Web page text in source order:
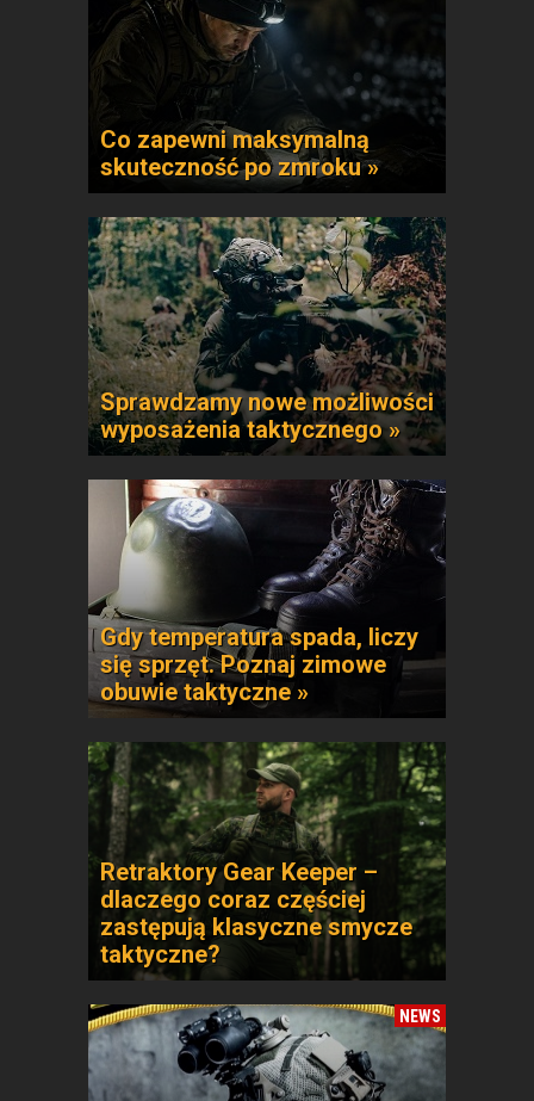
Co zapewni maksymalną
skuteczność po zmroku »
Sprawdzamy nowe możliwości
wyposażenia taktycznego »
Gdy temperatura spada, liczy
się sprzęt. Poznaj zimowe
obuwie taktyczne »
Retraktory Gear Keeper –
dlaczego coraz częściej
zastępują klasyczne smycze
taktyczne?
NEWS